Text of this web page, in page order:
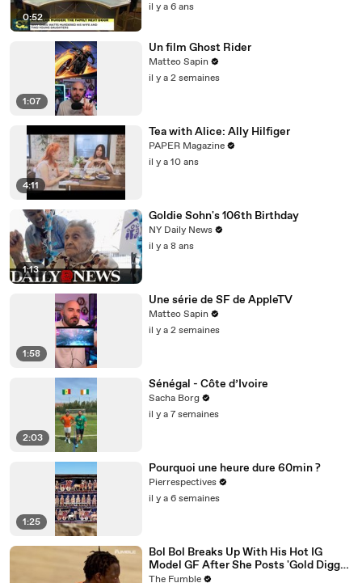
0:52
il y a 6 ans
1:07
Un film Ghost Rider
Matteo Sapin
il y a 2 semaines
4:11
Tea with Alice: Ally Hilfiger
PAPER Magazine
il y a 10 ans
1:13
Goldie Sohn's 106th Birthday
NY Daily News
il y a 8 ans
1:58
Une série de SF de AppleTV
Matteo Sapin
il y a 2 semaines
2:03
Sénégal - Côte d’Ivoire
Sacha Borg
il y a 7 semaines
1:25
Pourquoi une heure dure 60min ?
Pierrespectives
il y a 6 semaines
Bol Bol Breaks Up With His Hot IG
Model GF After She Posts 'Gold Digger
For Life' In TikTok Video
The Fumble